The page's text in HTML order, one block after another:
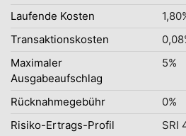
Laufende Kosten
Transaktionskosten
Maximaler
Ausgabeaufschlag
5%
Rücknahmegebühr
0%
Risiko-Ertrags-Profil
SRI